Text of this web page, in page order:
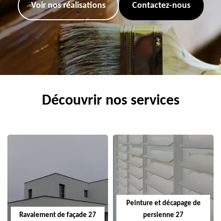
Voir nos réalisations Contactez-nous
Découvrir nos services
Ravalement de façade 27
Peinture et décapage de
persienne 27